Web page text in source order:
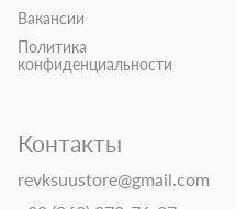
Вакансии
Политика
конфиденциальности
Контакты
revksuustore@gmail.com